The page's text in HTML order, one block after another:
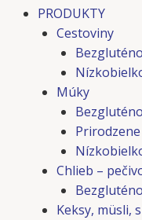
PRODUKTY
Cestoviny
Múky
Chlieb –
Keksy, müsli,